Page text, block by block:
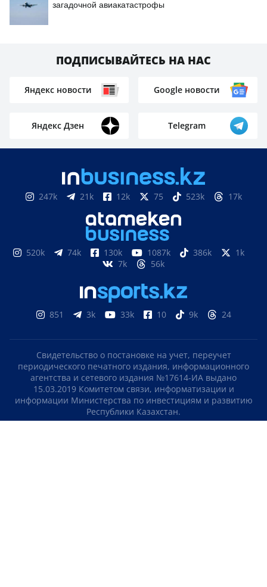
загадочной авиакатастрофы
ПОДПИСЫВАЙТЕСЬ НА НАС
Яндекс новости Google новости
Яндекс Дзен Telegram
247k 21k 12k 75 523k 17k
520k 74k 130k 1087k 386k
1k
7k
56k
851 3k 33k 10 9k 24
Свидетельство о постановке на учет, переучет
периодического печатного издания, информационного
агентства и сетевого издания №17614-ИА выдано
15.03.2019 Комитетом связи, информатизации и
информации Министерства по инвестициям и развитию
Республики Казахстан.